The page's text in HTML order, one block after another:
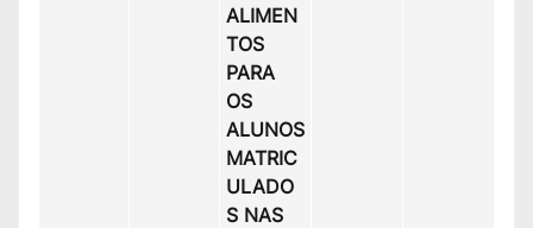
ALIMEN
TOS
PARA
OS
ALUNOS
MATRIC
ULADO
S NAS